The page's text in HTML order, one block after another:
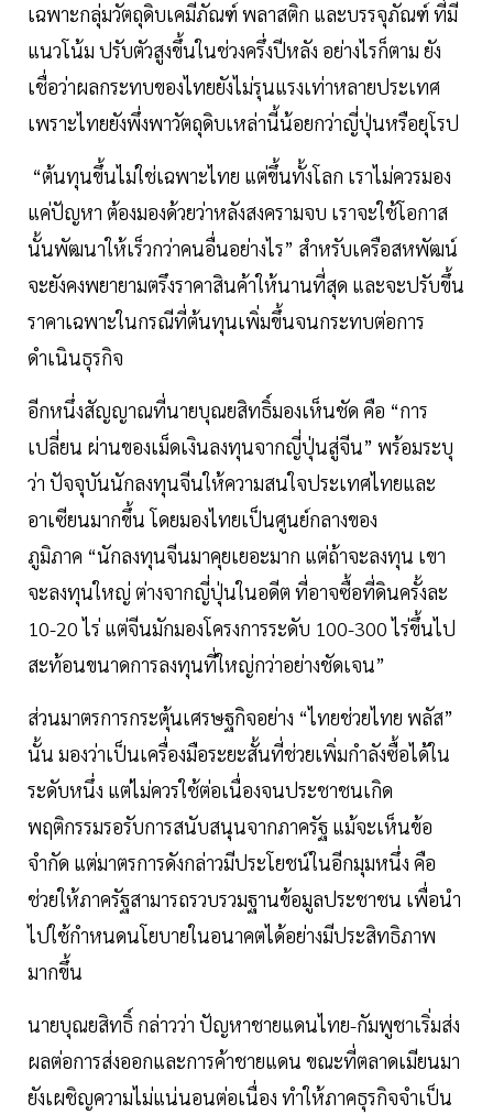
เฉพาะกลุ่มวัตถุดิบเคมีภัณฑ์ พลาสติก และบรรจุภัณฑ์ ที่มี
แนวโน้ม ปรับตัวสูงขึ้นในช่วงครึ่งปีหลัง อย่างไรก็ตาม ยัง
เชื่อว่าผลกระทบของไทยยังไม่รุนแรงเท่าหลายประเทศ
เพราะไทยยังพึ่งพาวัตถุดิบเหล่านี้น้อยกว่าญี่ปุ่นหรือยุโรป
“ต้นทุนขึ้นไม่ใช่เฉพาะไทย แต่ขึ้นทั้งโลก เราไม่ควรมอง
แค่ปัญหา ต้องมองด้วยว่าหลังสงครามจบ เราจะใช้โอกาส
นั้นพัฒนาให้เร็วกว่าคนอื่นอย่างไร” สำหรับเครือสหพัฒน์
จะยังคงพยายามตรึงราคาสินค้าให้นานที่สุด และจะปรับขึ้น
ราคาเฉพาะในกรณีที่ต้นทุนเพิ่มขึ้นจนกระทบต่อการ
ดำเนินธุรกิจ
อีกหนึ่งสัญญาณที่นายบุณยสิทธิ์มองเห็นชัด คือ “การ
เปลี่ยน ผ่านของเม็ดเงินลงทุนจากญี่ปุ่นสู่จีน” พร้อมระบุ
ว่า ปัจจุบันนักลงทุนจีนให้ความสนใจประเทศไทยและ
อาเซียนมากขึ้น โดยมองไทยเป็นศูนย์กลางของ
ภูมิภาค “นักลงทุนจีนมาคุยเยอะมาก แต่ถ้าจะลงทุน เขา
จะลงทุนใหญ่ ต่างจากญี่ปุ่นในอดีต ที่อาจซื้อที่ดินครั้งละ
10-20 ไร่ แต่จีนมักมองโครงการระดับ 100-300 ไร่ขึ้นไป
สะท้อนขนาดการลงทุนที่ใหญ่กว่าอย่างชัดเจน”
ส่วนมาตรการกระตุ้นเศรษฐกิจอย่าง “ไทยช่วยไทย พลัส”
นั้น มองว่าเป็นเครื่องมือระยะสั้นที่ช่วยเพิ่มกำลังซื้อได้ใน
ระดับหนึ่ง แต่ไม่ควรใช้ต่อเนื่องจนประชาชนเกิด
พฤติกรรมรอรับการสนับสนุนจากภาครัฐ แม้จะเห็นข้อ
จำกัด แต่มาตรการดังกล่าวมีประโยชน์ในอีกมุมหนึ่ง คือ
ช่วยให้ภาครัฐสามารถรวบรวมฐานข้อมูลประชาชน เพื่อนำ
ไปใช้กำหนดนโยบายในอนาคตได้อย่างมีประสิทธิภาพ
มากขึ้น
นายบุณยสิทธิ์ กล่าวว่า ปัญหาชายแดนไทย-กัมพูชาเริ่มส่ง
ผลต่อการส่งออกและการค้าชายแดน ขณะที่ตลาดเมียนมา
ยังเผชิญความไม่แน่นอนต่อเนื่อง ทำให้ภาคธุรกิจจำเป็น